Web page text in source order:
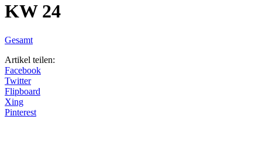
KW 24
Gesamt
Artikel teilen:
Facebook
Twitter
Flipboard
Xing
Pinterest